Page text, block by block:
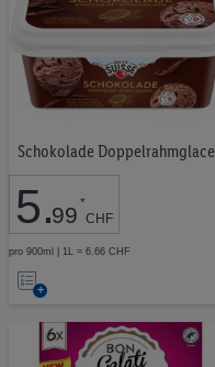
Schokolade Doppelrahmglace
5.99 *
CHF
pro 900ml | 1L = 6.66 CHF
Auf
Merkliste